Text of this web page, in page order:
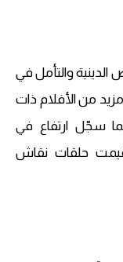
الدينية والتأمل في
من الأفلام ذات
سجّل ارتفاع في
حلقات نقاش